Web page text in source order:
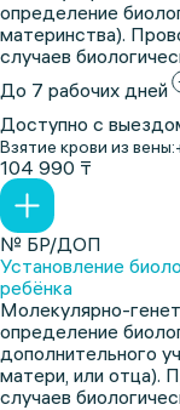
определение
материнства).
случаев
До 7 рабочих дней
Доступно с
Взятие крови из вены:
104 990 ₸
№ БР/ДОП
Установление
ребёнка
Молекулярно-
определение
дополнительного
матери, или отца).
случаев